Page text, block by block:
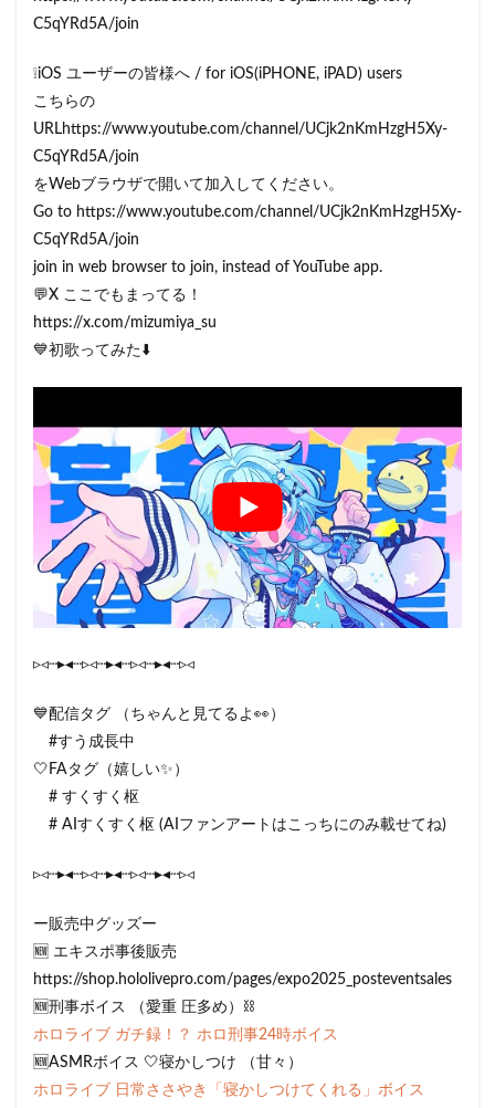
C5qYRd5A/join
❕iOS ユーザーの皆様へ / for iOS(iPHONE, iPAD) users
こちらの
URLhttps://www.youtube.com/channel/UCjk2nKmHzgH5Xy-
C5qYRd5A/join
をWebブラウザで開いて加入してください。
Go to https://www.youtube.com/channel/UCjk2nKmHzgH5Xy-
C5qYRd5A/join
join in web browser to join, instead of YouTube app.
💬X ここでもまってる！
https://x.com/mizumiya_su
💙初歌ってみた⬇️
▹◃┄▸◂┄▹◃┄▸◂┄▹◃┄▸◂┄▹◃
💙配信タグ （ちゃんと見てるよ👀）
#すう成長中
🤍FAタグ（嬉しい✨️）
# すくすく枢
# AIすくすく枢 (AIファンアートはこっちにのみ載せてね)
▹◃┄▸◂┄▹◃┄▸◂┄▹◃┄▸◂┄▹◃
ー販売中グッズー
🆕 エキスポ事後販売
https://shop.hololivepro.com/pages/expo2025_posteventsales
🆕刑事ボイス （愛重 圧多め）⛓️
ホロライブ ガチ録！？ ホロ刑事24時ボイス
🆕ASMRボイス 🤍寝かしつけ （甘々）
ホロライブ 日常ささやき「寝かしつけてくれる」ボイス